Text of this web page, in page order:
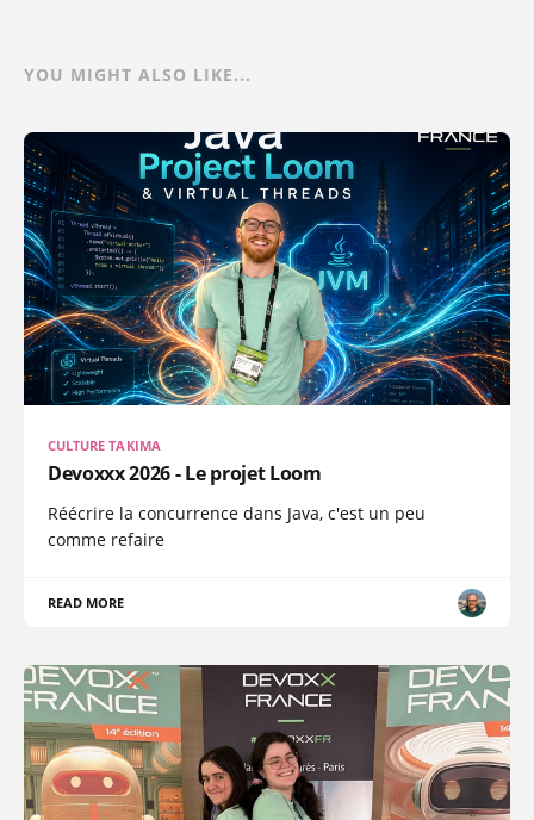
YOU MIGHT ALSO LIKE...
CULTURE TAKIMA
Devoxxx 2026 - Le projet Loom
Réécrire la concurrence dans Java, c'est un peu
comme refaire
READ MORE